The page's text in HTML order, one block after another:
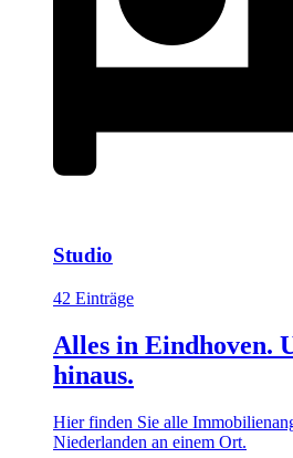
Studio
42 Einträge
Alles in Eindhoven.
hinaus.
Hier finden Sie alle
Niederlanden an einem Ort.